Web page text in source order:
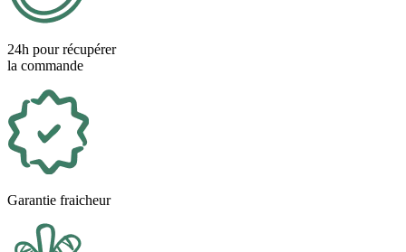
24h pour récupérer
la commande
Garantie fraicheur